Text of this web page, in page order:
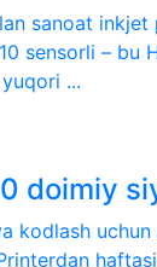
sanoat
sensorli – bu
...
doimiy
kodlash